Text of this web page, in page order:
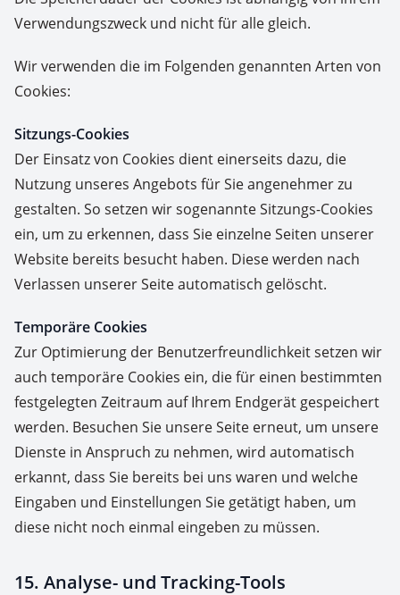
Verwendungszweck und nicht für alle gleich.
Wir verwenden die im Folgenden genannten Arten von
Cookies:
Sitzungs-Cookies
Der Einsatz von Cookies dient einerseits dazu, die
Nutzung unseres Angebots für Sie angenehmer zu
gestalten. So setzen wir sogenannte Sitzungs-Cookies
ein, um zu erkennen, dass Sie einzelne Seiten unserer
Website bereits besucht haben. Diese werden nach
Verlassen unserer Seite automatisch gelöscht.
Temporäre Cookies
Zur Optimierung der Benutzerfreundlichkeit setzen wir
auch temporäre Cookies ein, die für einen bestimmten
festgelegten Zeitraum auf Ihrem Endgerät gespeichert
werden. Besuchen Sie unsere Seite erneut, um unsere
Dienste in Anspruch zu nehmen, wird automatisch
erkannt, dass Sie bereits bei uns waren und welche
Eingaben und Einstellungen Sie getätigt haben, um
diese nicht noch einmal eingeben zu müssen.
15. Analyse- und Tracking-Tools